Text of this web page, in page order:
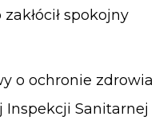
spokojny
o ochronie zdrowia
Sanitarnej